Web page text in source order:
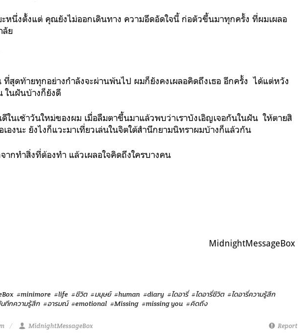
ะหนึ่งตัั้งแต่ คุณยังไม่ออกเดินทาง ความอึดอัดใจนี้ ก่อตัวขึ้นมาทุกครั้ง ที่ผมเผลอ
ลัย
สุดท้ายทุกอย่างกำลังจะผ่านพ้นไป ผมก็ยังคงเผลอคิดถึงเธอ อีกครั้ง ได้แต่หวัง
ในฝันบ้างก็ยังดี
ในเช้าวันใหม่ของผม เมื่อลืมตาขึ้นมาแล้วพบว่าเราบังเอิญเจอกันในฝัน ให้ตายสิ
เองนะ ยังไงก็แวะมาเที่ยวเล่นในจิตใต้สำนึกยามนิทราผมบ้างก็แล้วกัน
ากทำสิ่งที่ต้องทำ แล้วเผลอใจคิดถึงใครบางคน
MidnightMessageBox
#minimore #life #ชีวิต #มนุษย์ #human #diary #ไดอารี่ #ไดอารี่ชีวิต #ไดอารี่ความรู้สึก
ทึกความรู้สึก #อารมณ์ #emotional #Missing #missing you #คิดถึง
MidnightMessageBox Report